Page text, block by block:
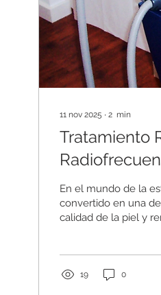
11 nov 2025 ∙ 2 min
Tratamiento
para
En el mundo de la
convertido en una
calidad de la piel y
resultados visibles
19 0